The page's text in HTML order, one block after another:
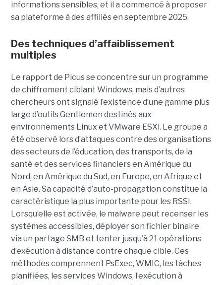
informations sensibles, et il a commencé à proposer
sa plateforme à des affiliés en septembre 2025.
Des techniques d’affaiblissement
multiples
Le rapport de Picus se concentre sur un programme
de chiffrement ciblant Windows, mais d’autres
chercheurs ont signalé l’existence d’une gamme plus
large d’outils Gentlemen destinés aux
environnements Linux et VMware ESXi. Le groupe a
été observé lors d’attaques contre des organisations
des secteurs de l’éducation, des transports, de la
santé et des services financiers en Amérique du
Nord, en Amérique du Sud, en Europe, en Afrique et
en Asie. Sa capacité d’auto-propagation constitue la
caractéristique la plus importante pour les RSSI.
Lorsqu’elle est activée, le malware peut recenser les
systèmes accessibles, déployer son fichier binaire
via un partage SMB et tenter jusqu’à 21 opérations
d’exécution à distance contre chaque cible. Ces
méthodes comprennent PsExec, WMIC, les tâches
planifiées, les services Windows, l’exécution à